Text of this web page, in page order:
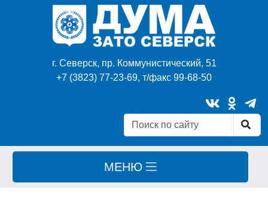
г. Северск, пр. Коммунистический, 51
+7 (3823) 77-23-69, т/факс 99-68-50
МЕНЮ